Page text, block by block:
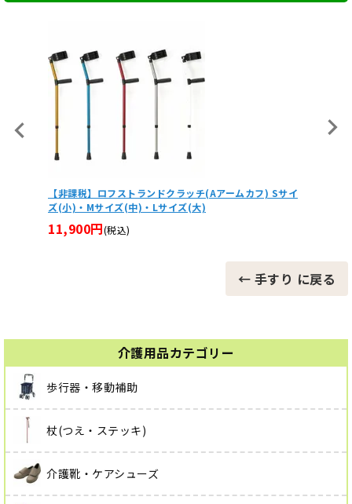
介護用品カテゴリー
歩行器・移動補助
杖(つえ・ステッキ)
介護靴・ケアシューズ
【非課税】ロフストランドクラッチ(Aアームカフ) Sサイ
ズ(小)・Mサイズ(中)・Lサイズ(大)
11,900円(税込)
← 手すり に戻る